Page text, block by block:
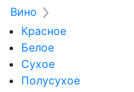
Вино
Красное
Белое
Сухое
Полусухое